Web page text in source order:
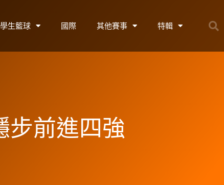
學生籃球 國際 其他賽事 特輯
步前進四強